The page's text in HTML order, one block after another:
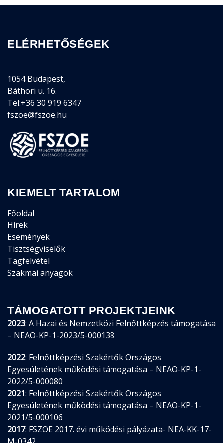
ELÉRHETŐSÉGEK
1054 Budapest,
Báthori u. 16.
Tel:+36 30 919 6347
fszoe@fszoe.hu
KIEMELT TARTALOM
Főoldal
Hírek
Események
Tisztségviselők
Tagfelvétel
Szakmai anyagok
TÁMOGATOTT PROJEKTJEINK
2023: A Hazai és Nemzetközi Felnőttképzés támogatása
– NEAO-KP-1-2023/5-000138
2022: Felnőttképzési Szakértők Országos
Egyesületének működési támogatása – NEAO-KP-1-
2022/5-000080
2021: Felnőttképzési Szakértők Országos
Egyesületének működési támogatása – NEAO-KP-1-
2021/5-000106
2017: FSZOE 2017. évi működési pályázata- NEA-KK-17-